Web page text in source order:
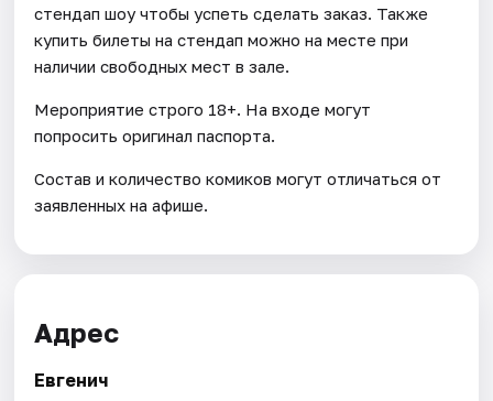
стендап шоу чтобы успеть сделать заказ. Также
купить билеты на стендап можно на месте при
наличии свободных мест в зале.
Мероприятие строго 18+. На входе могут
попросить оригинал паспорта.
Состав и количество комиков могут отличаться от
заявленных на афише.
Адрес
Евгенич